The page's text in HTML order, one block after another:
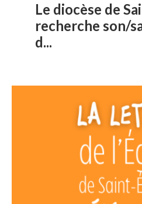
Le diocèse de
recherche son/
d...